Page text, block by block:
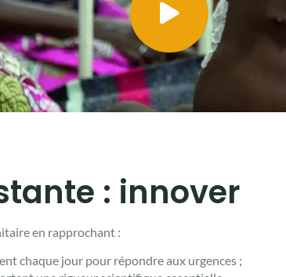
: innover
en rapprochant :
chaque jour pour répondre aux urgences ;